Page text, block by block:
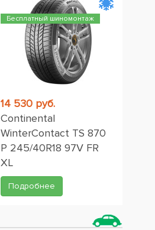
Бесплатный шиномонтаж
14 530 руб.
Continental
WinterContact TS 870
P 245/40R18 97V FR
XL
Подробнее